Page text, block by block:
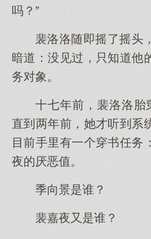
吗？”
裴洛洛随即摇了摇头
暗道：没见过，只知道他
务对象。
十七年前，裴洛洛胎
直到两年前，她才听到系
目前手里有一个穿书任务
夜的厌恶值。
季向景是谁？
裴嘉夜又是谁？